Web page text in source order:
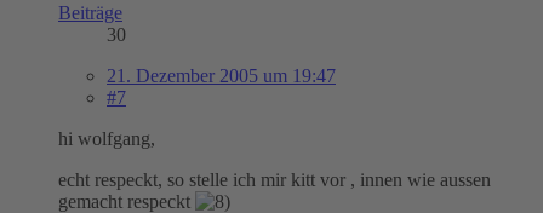
Beiträge
30
21. Dezember 2005 um 19:47
#7
hi wolfgang,
echt respeckt, so stelle ich mir kitt vor , innen wie aussen
gemacht respeckt